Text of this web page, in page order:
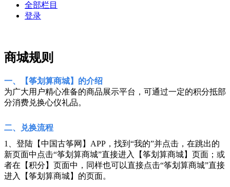
全部栏目
登录
商城规则
一、【筝划算商城】的介绍
为广大用户精心准备的商品展示平台，可通过一定的积分抵部
分消费兑换心仪礼品。
二、兑换流程
1、登陆【中国古筝网】APP，找到“我的”并点击，在跳出的
新页面中点击“筝划算商城”直接进入【筝划算商城】页面；或
者在【积分】页面中，同样也可以直接点击“筝划算商城”直接
进入【筝划算商城】的页面。